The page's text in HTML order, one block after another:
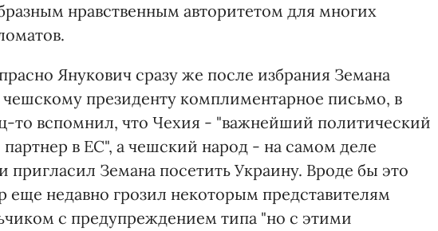
нравственным авторитетом для многих
Янукович сразу же после избрания Земана
президенту комплиментарное письмо, в
то вспомнил, что Чехия - "важнейший политический
в ЕС", а чешский народ - на самом деле
Земана посетить Украину. Вроде бы это
еще недавно грозил некоторым представителям
с предупреждением типа "но с этими